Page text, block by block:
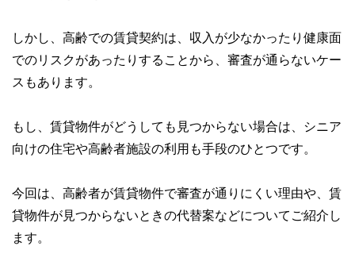
しかし、高齢での賃貸契約は、収入が少なかったり健康面
でのリスクがあったりすることから、審査が通らないケー
スもあります。
もし、賃貸物件がどうしても見つからない場合は、シニア
向けの住宅や高齢者施設の利用も手段のひとつです。
今回は、高齢者が賃貸物件で審査が通りにくい理由や、賃
貸物件が見つからないときの代替案などについてご紹介し
ます。